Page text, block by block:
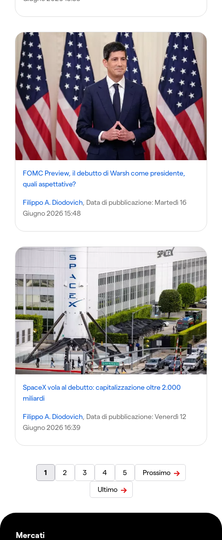
FOMC Preview, il debutto di Warsh come presidente,
quali aspettative?
Filippo A. Diodovich , Data di pubblicazione: Martedì 16
Giugno 2026 15:48
SpaceX vola al debutto: capitalizzazione oltre 2.000
miliardi
Filippo A. Diodovich , Data di pubblicazione:Venerdì 12
Giugno 2026 16:39
1 2 3 4 5
Prossimo
Ultimo
Mercati